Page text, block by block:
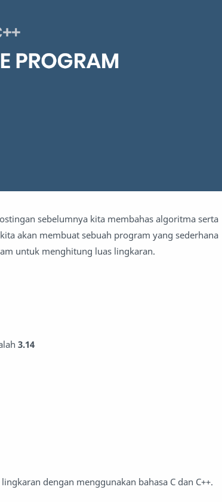
sebelumnya kita membahas algoritma serta
akan membuat sebuah program yang sederhana
untuk menghitung luas lingkaran.
3.14
dengan menggunakan bahasa C dan C++.